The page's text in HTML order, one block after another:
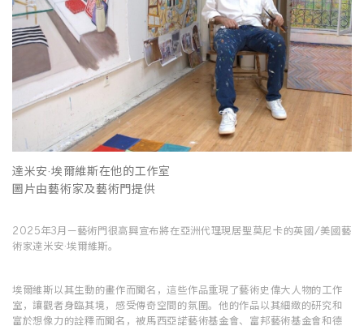
達米安·埃爾維斯在他的工作室
圖片由藝術家及藝術門提供
2025年3月—藝術門很高興宣布將在亞洲代理現居聖莫尼卡的英國/美國藝
術家達米安·埃爾維斯。
埃爾維斯以其生動的畫作而聞名，這些作品重現了藝術史偉大人物的工作
室，讓觀者身臨其境，感受傳奇空間的氛圍。他的作品以其細緻的研究和
富於想像力的詮釋而聞名，被馬西亞諾藝術基金會、富邦藝術基金會和德